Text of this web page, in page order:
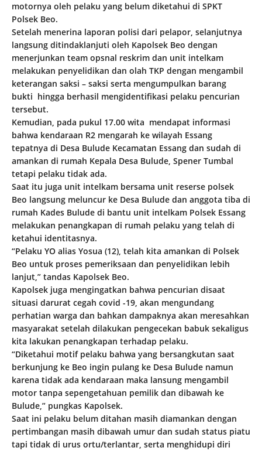
motornya oleh pelaku yang belum diketahui di SPKT
Polsek Beo.
Setelah menerina laporan polisi dari pelapor, selanjutnya
langsung ditindaklanjuti oleh Kapolsek Beo dengan
menerjunkan team opsnal reskrim dan unit intelkam
melakukan penyelidikan dan olah TKP dengan mengambil
keterangan saksi – saksi serta mengumpulkan barang
bukti hingga berhasil mengidentifikasi pelaku pencurian
tersebut.
Kemudian, pada pukul 17.00 wita mendapat informasi
bahwa kendaraan R2 mengarah ke wilayah Essang
tepatnya di Desa Bulude Kecamatan Essang dan sudah di
amankan di rumah Kepala Desa Bulude, Spener Tumbal
tetapi pelaku tidak ada.
Saat itu juga unit intelkam bersama unit reserse polsek
Beo langsung meluncur ke Desa Bulude dan anggota tiba di
rumah Kades Bulude di bantu unit intelkam Polsek Essang
melakukan penangkapan di rumah pelaku yang telah di
ketahui identitasnya.
“Pelaku YO alias Yosua (12), telah kita amankan di Polsek
Beo untuk proses pemeriksaan dan penyelidikan lebih
lanjut,” tandas Kapolsek Beo.
Kapolsek juga mengingatkan bahwa pencurian disaat
situasi darurat cegah covid -19, akan mengundang
perhatian warga dan bahkan dampaknya akan meresahkan
masyarakat setelah dilakukan pengecekan babuk sekaligus
kita lakukan penangkapan terhadap pelaku.
“Diketahui motif pelaku bahwa yang bersangkutan saat
berkunjung ke Beo ingin pulang ke Desa Bulude namun
karena tidak ada kendaraan maka lansung mengambil
motor tanpa sepengetahuan pemilik dan dibawah ke
Bulude,” pungkas Kapolsek.
Saat ini pelaku belum ditahan masih diamankan dengan
pertimbangan masih dibawah umur dan sudah status piatu
tapi tidak di urus ortu/terlantar, serta menghidupi diri